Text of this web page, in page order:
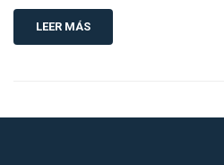
LEER MÁS